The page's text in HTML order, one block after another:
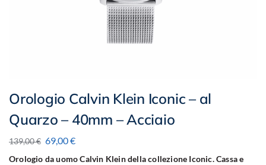
Orologio Calvin Klein Iconic – al
Quarzo – 40mm – Acciaio
139,00€ 69,00€
Orologio da uomo Calvin Klein della collezione Iconic. Cassa e